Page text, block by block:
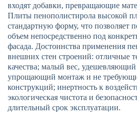
входят добавки, превращающие
Плиты пенополистирола высокой
стандартную форму, что позволяет
объем непосредственно под
фасада. Достоинства применения
внешних стен строений: отличные
качества; малый вес, удешевляющий
упрощающий монтаж и не
конструкций; инертность к
экологическая чистота и
длительный срок эксплуатации.